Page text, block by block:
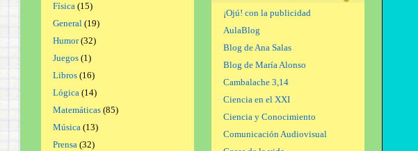
Física(15)
General(19)
Humor(32)
Juegos(1)
Libros(16)
Lógica(14)
Matemáticas(85)
Música(13)
Prensa(32)
¡Ojú! con la publicidad
AulaBlog
Blog de Ana Salas
Blog de María Alonso
Cambalache 3,14
Ciencia en el XXI
Ciencia y Conocimiento
Comunicación Audiovisual